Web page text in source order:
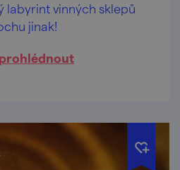
labyrint vinných sklepů
jinak!
prohlédnout